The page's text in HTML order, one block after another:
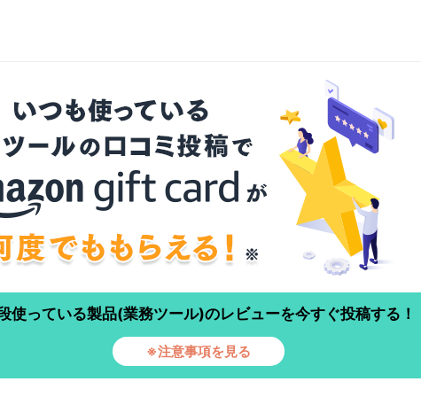
使っている製品(業務ツール)のレビューを今すぐ投稿する！
※注意事項を見る